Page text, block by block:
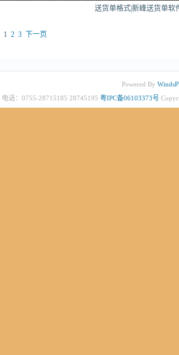
送货单格式|新峰送货单软
1 2 3 下一页
Powered By
电话：0755-28715185 28745195 粤IPC备06103373号